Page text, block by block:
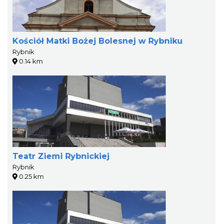
Kościół Matki Bożej Bolesnej w Rybniku
Rybnik
0.14 km
Teatr Ziemi Rybnickiej
Rybnik
0.25 km